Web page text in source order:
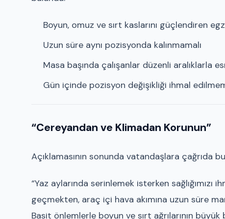
Boyun, omuz ve sırt kaslarını güçlendiren
Uzun süre aynı pozisyonda kalınmamalı
Masa başında çalışanlar düzenli aralıklarla
Gün içinde pozisyon değişikliği ihmal
“Cereyandan ve Klimadan Korunun”
Açıklamasının sonunda vatandaşlara çağrıda
“Yaz aylarında serinlemek isterken
geçmekten, araç içi hava akımına uzun süre
Basit önlemlerle boyun ve sırt ağrılarının